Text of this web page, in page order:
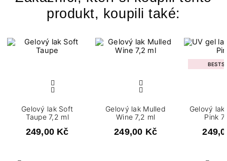
produkt, koupili také:
Gelový lak Soft
Taupe 7,2 ml
249,00 Kč
Gelový lak Mulled
Wine 7,2 ml
249,00 Kč
Gelový lak
Pink